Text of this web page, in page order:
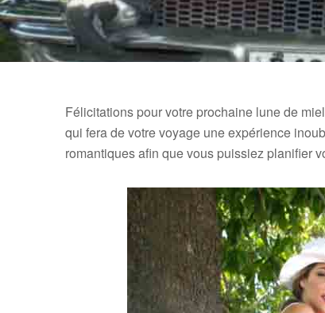
Félicitations pour votre prochaine lune de
qui fera de votre voyage une expérience
romantiques afin que vous puissiez planifier